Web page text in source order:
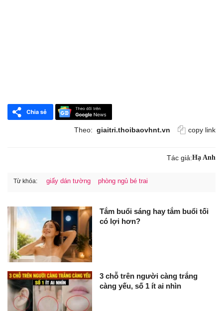
Theo: giaitri.thoibaovhnt.vn copy link
Tác giả:Hạ Anh
Từ khóa: giấy dán tường phòng ngủ bé trai
Tắm buổi sáng hay tắm buổi tối
có lợi hơn?
3 chỗ trên người càng trắng
càng yếu, số 1 ít ai nhìn